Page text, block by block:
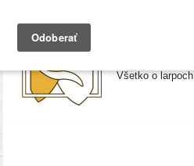
Preskočiť
Všetko o